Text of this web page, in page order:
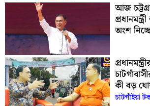
আজ
অংশ
কী বড়
চাটগাঁইয়া